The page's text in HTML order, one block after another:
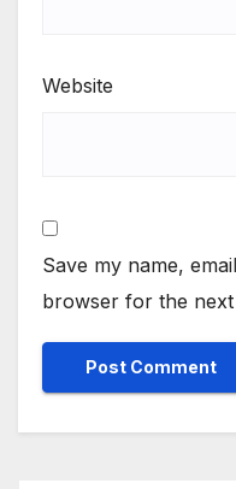
Website
Save my name,
browser for the